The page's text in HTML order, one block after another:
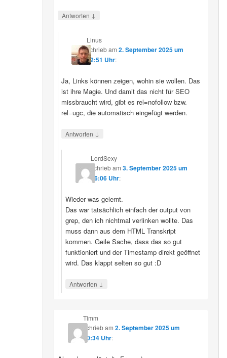
Antworten ↓
Linus
schriebam2. September 2025 um
12:51 Uhr:
Ja, Links können zeigen, wohin sie wollen. Das
ist ihre Magie. Und damit das nicht für SEO
missbraucht wird, gibt es rel=nofollow bzw.
rel=ugc, die automatisch eingefügt werden.
Antworten ↓
LordSexy
schriebam 3. September 2025 um
16:06 Uhr:
Wieder was gelernt.
Das war tatsächlich einfach der output von
grep, den ich nichtmal verlinken wollte. Das
muss dann aus dem HTML Transkript
kommen. Geile Sache, dass das so gut
funktioniert und der Timestamp direkt geöffnet
wird. Das klappt selten so gut :D
Antworten ↓
Timm
schriebam 2. September 2025 um
10:34 Uhr: